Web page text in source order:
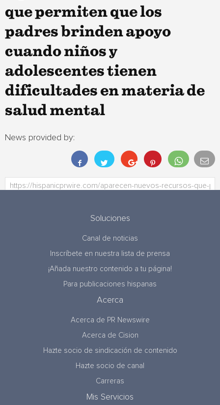
que permiten que los
padres brinden apoyo
cuando niños y
adolescentes tienen
dificultades en materia de
salud mental
News provided by:
Soluciones
Canal de noticias
Inscríbete en nuestra lista de prensa
¡Añada nuestro contenido a tu página!
Para publicaciones hispanas
Acerca
Acerca de PR Newswire
Acerca de Cision
Hazte socio de sindicación de contenido
Hazte socio de canal
Carreras
Mis Servicios